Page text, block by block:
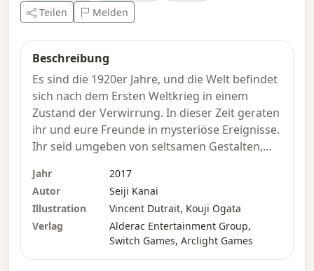
Teilen
Melden
Beschreibung
Es sind die 1920er Jahre, und die Welt befindet
sich nach dem Ersten Weltkrieg in einem
Zustand der Verwirrung. In dieser Zeit geraten
ihr und eure Freunde in mysteriöse Ereignisse.
Ihr seid umgeben von seltsamen Gestalten,
plötzlichen Erscheinungen Unbekannter. Mit
Hilfe eurer Kontakte macht ihr euch daran,
diese Vorfälle zu untersuchen. Unbekannt sind
euch die schrecklichen Wahrheiten, die vor
Jahr
2017
Autor
Seiji Kanai
Illustration
Vincent Dutrait, Kouji Ogata
Verlag
Alderac Entertainment Group,
Switch Games, Arclight Games